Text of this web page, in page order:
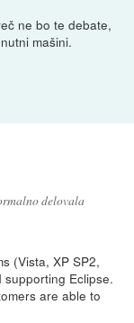
ne bo te debate,
mašini.
delovala
(Vista, XP SP2,
supporting Eclipse.
are able to